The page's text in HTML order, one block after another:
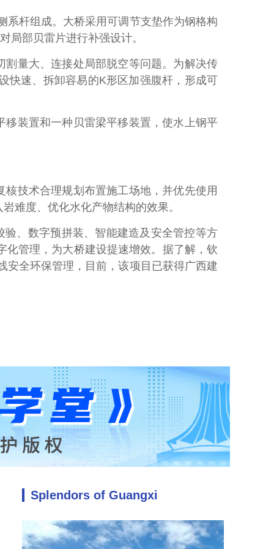
系杆组成。大桥采用可调节支垫作为钢格构
局部贝雷片进行补强设计。
量大、连接处局部脱空等问题。为解决传
快速、拆卸容易的K形区加强腹杆，形成可
装置和一种贝雷梁平移装置，使水上钢平
技术合理规划布置施工场地，并优先使用
难度、优化水化产物结构的效果。
、数字预拼装、智能建造及安全管控等方
化管理，为大桥建设提速增效。据了解，钦
安全环保管理，目前，该项目已获得广西建
Splendors of Guangxi